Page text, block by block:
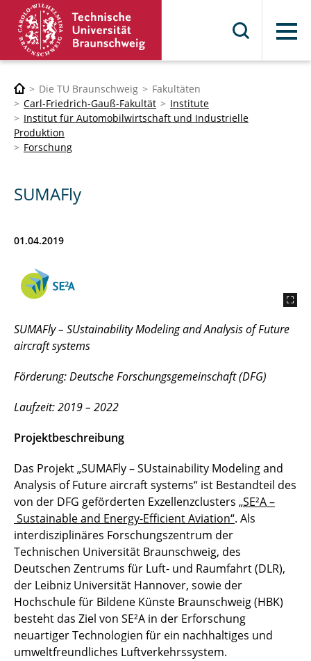
Menü
Die TU Braunschweig
Fakultäten
Carl-Friedrich-Gauß-Fakultät
Institute
Institut für Automobilwirtschaft und Industrielle
Produktion
Forschung
SUMAFly
01.04.2019
SUMAFly – SUstainability Modeling and Analysis of Future
aircraft systems
Förderung: Deutsche Forschungsgemeinschaft (DFG)
Laufzeit: 2019 – 2022
Projektbeschreibung
Das Projekt „SUMAFly – SUstainability Modeling and
Analysis of Future aircraft systems“ ist Bestandteil des
von der DFG geförderten Exzellenzclusters „SE²A –
Sustainable and Energy-Efficient Aviation“. Als
interdisziplinäres Forschungszentrum der
Technischen Universität Braunschweig, des
Deutschen Zentrums für Luft- und Raumfahrt (DLR),
der Leibniz Universität Hannover, sowie der
Hochschule für Bildene Künste Braunschweig (HBK)
besteht das Ziel von SE²A in der Erforschung
neuartiger Technologien für ein nachhaltiges und
umweltfreundliches Luftverkehrssystem.